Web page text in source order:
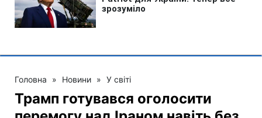
Головна » Новини » У світі
Трамп готувався оголосити